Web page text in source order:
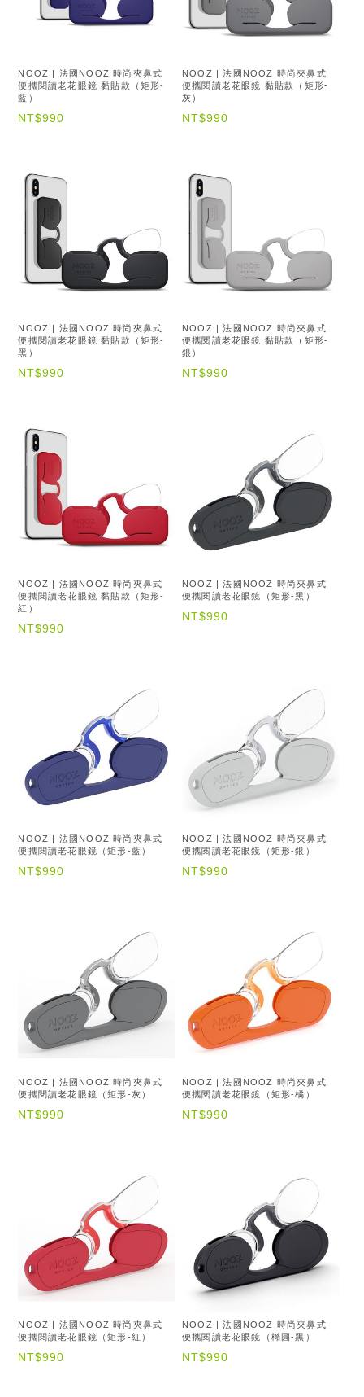
NOOZ | 法國NOOZ 時尚夾鼻式
便攜閱讀老花眼鏡 黏貼款（矩形-
藍）
NT$990
NOOZ | 法國NOOZ 時尚夾鼻式
便攜閱讀老花眼鏡 黏貼款（矩形-
灰）
NT$990
NOOZ | 法國NOOZ 時尚夾鼻式
便攜閱讀老花眼鏡 黏貼款（矩形-
黑）
NT$990
NOOZ | 法國NOOZ 時尚夾鼻式
便攜閱讀老花眼鏡 黏貼款（矩形-
銀）
NT$990
NOOZ | 法國NOOZ 時尚夾鼻式
便攜閱讀老花眼鏡 黏貼款（矩形-
紅）
NT$990
NOOZ | 法國NOOZ 時尚夾鼻式
便攜閱讀老花眼鏡（矩形-黑）
NT$990
NOOZ | 法國NOOZ 時尚夾鼻式
便攜閱讀老花眼鏡（矩形-藍）
NT$990
NOOZ | 法國NOOZ 時尚夾鼻式
便攜閱讀老花眼鏡（矩形-銀）
NT$990
NOOZ | 法國NOOZ 時尚夾鼻式
便攜閱讀老花眼鏡（矩形-灰）
NT$990
NOOZ | 法國NOOZ 時尚夾鼻式
便攜閱讀老花眼鏡（矩形-橘）
NT$990
NOOZ | 法國NOOZ 時尚夾鼻式
便攜閱讀老花眼鏡（矩形-紅）
NT$990
NOOZ | 法國NOOZ 時尚夾鼻式
便攜閱讀老花眼鏡（橢圓-黑）
NT$990